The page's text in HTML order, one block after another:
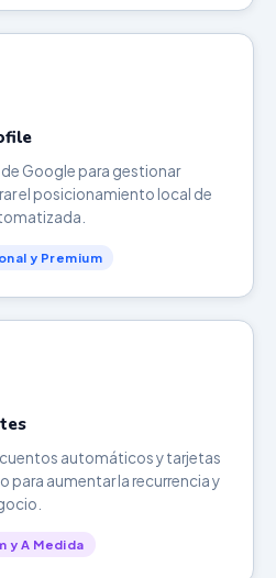
Google para gestionar
el posicionamiento local de
y Premium
automáticos y tarjetas
para aumentar la recurrencia y
y A Medida